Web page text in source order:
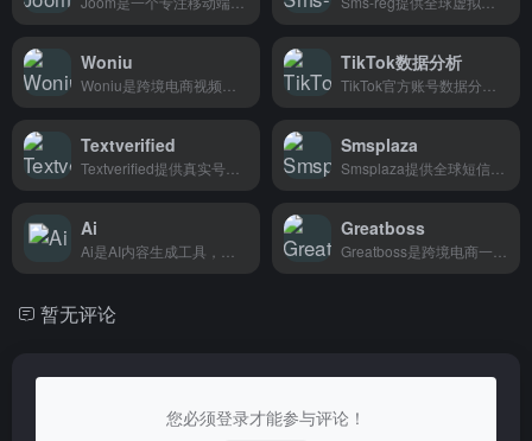
Woniu TikTok数据分析
Textverified Smsplaza
Ai Greatboss
暂无评论
您必须登录才能参与评论！